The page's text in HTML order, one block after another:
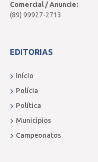
Comercial / Anuncie:
(89) 99927-2713
EDITORIAS
Início
Polícia
Política
Municípios
Campeonatos